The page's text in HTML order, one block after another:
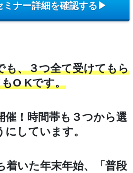
ミナー詳細を確認する▶︎
も、３つ全て受けてもら
O Kです。
催！時間帯も３つから選
しています。
着いた年末年始、「普段